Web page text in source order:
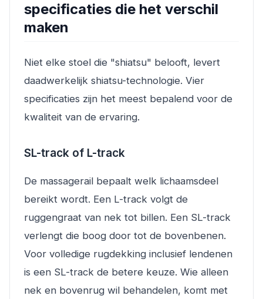
specificaties die het verschil
maken
Niet elke stoel die "shiatsu" belooft, levert
daadwerkelijk shiatsu-technologie. Vier
specificaties zijn het meest bepalend voor de
kwaliteit van de ervaring.
SL-track of L-track
De massagerail bepaalt welk lichaamsdeel
bereikt wordt. Een L-track volgt de
ruggengraat van nek tot billen. Een SL-track
verlengt die boog door tot de bovenbenen.
Voor volledige rugdekking inclusief lendenen
is een SL-track de betere keuze. Wie alleen
nek en bovenrug wil behandelen, komt met